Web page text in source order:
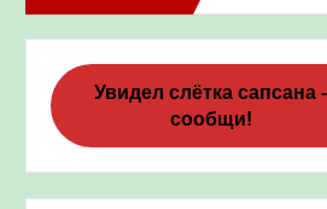
Итоги
Три
Итоги
Увидел слётка сапсана -
сообщи!